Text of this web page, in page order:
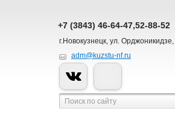
+7 (3843) 46-64-47,52-88-52
г.Новокузнецк, ул.
adm@kuzstu-nf.ru